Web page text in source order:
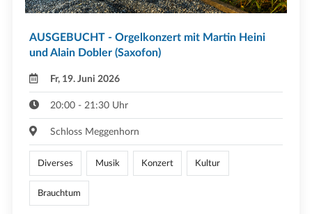
AUSGEBUCHT - Orgelkonzert mit Martin Heini
und Alain Dobler (Saxofon)
Fr, 19. Juni 2026
20:00 - 21:30 Uhr
Schloss Meggenhorn
Diverses Musik Konzert Kultur
Brauchtum